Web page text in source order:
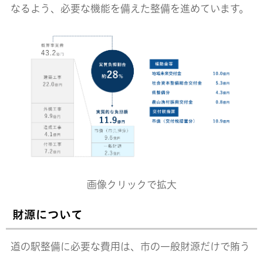
なるよう、必要な機能を備えた整備を進めています。
画像クリックで拡大
財源について
道の駅整備に必要な費用は、市の一般財源だけで賄う